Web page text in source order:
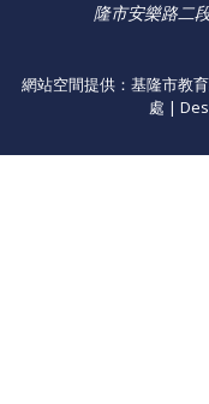
隆市安樂路二
網站空間提供：基隆市教
處 |